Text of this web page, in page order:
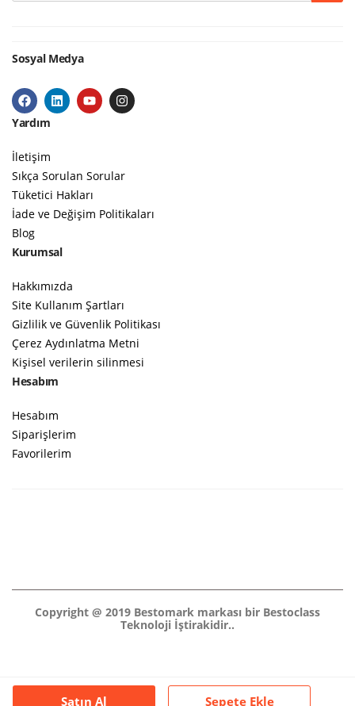
Satın Al Sepete Ekle
Sosyal Medya
Yardım
İletişim
Sıkça Sorulan Sorular
Tüketici Hakları
İade ve Değişim Politikaları
Blog
Kurumsal
Hakkımızda
Site Kullanım Şartları
Gizlilik ve Güvenlik Politikası
Çerez Aydınlatma Metni
Kişisel verilerin silinmesi
Hesabım
Hesabım
Siparişlerim
Favorilerim
Copyright @ 2019 Bestomark markası bir Bestoclass
Teknoloji İştirakidir..